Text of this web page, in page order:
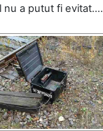
a putut fi evitat....